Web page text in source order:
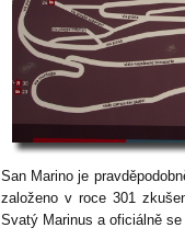
San Marino je
založeno v roce 301
Svatý Marinus a oficiálně